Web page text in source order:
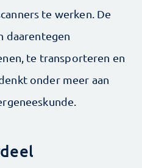
te werken. De
daarentegen
te transporteren en
onder meer aan